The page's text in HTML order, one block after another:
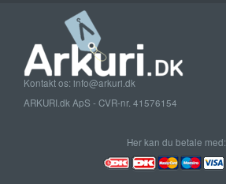
Kontakt os: info@arkuri.dk
ARKURI.dk ApS - CVR-nr. 41576154
Her kan du betale med: